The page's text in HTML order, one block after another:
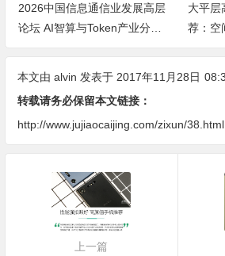
2026中国信息通信业发展高层
论坛 AI智算与Token产业分论
坛顺利举办
大平层
荐：空
全屋定
本文由 alvin 发表于 2017年11月28日
转载请务必保留本文链接：
http://www.jujiaocaijing.com/zixun/38.html
上一篇